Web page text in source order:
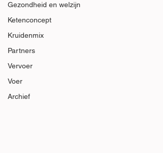
Gezondheid en welzijn
Ketenconcept
Kruidenmix
Partners
Vervoer
Voer
Archief